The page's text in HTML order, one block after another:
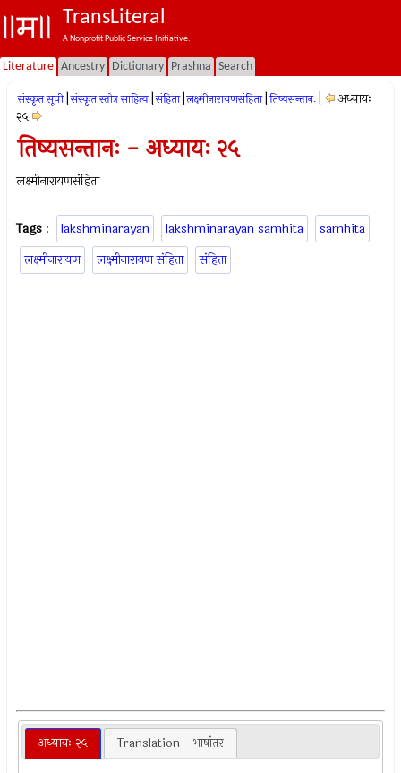
TransLiteral
A Nonprofit Public Service Initiative.
Literature Ancestry Dictionary Prashna Search
संस्कृत सूची संस्कृत स्तोत्र साहित्य संहिता लक्ष्मीनारायणसंहिता तिष्यसन्तानः
अध्यायः
२५
तिष्यसन्तानः - अध्यायः २५
लक्ष्मीनारायणसंहिता
Tags : lakshminarayan lakshminarayan samhita
samhita
लक्ष्मीनारायण
लक्ष्मीनारायण संहिता संहिता
अध्यायः २५ Translation - भाषांतर